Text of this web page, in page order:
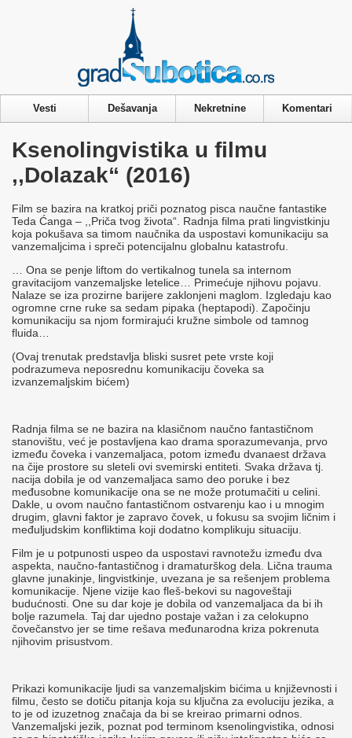
Vesti Dešavanja Nekretnine Komentari
Ksenolingvistika u filmu
,,Dolazak“ (2016)
Film se bazira na kratkoj priči poznatog pisca naučne fantastike
Teda Ćanga – ,,Priča tvog života“. Radnja filma prati lingvistkinju
koja pokušava sa timom naučnika da uspostavi komunikaciju sa
vanzemaljcima i spreči potencijalnu globalnu katastrofu.
… Ona se penje liftom do vertikalnog tunela sa internom
gravitacijom vanzemaljske letelice… Primećuje njihovu pojavu.
Nalaze se iza prozirne barijere zaklonjeni maglom. Izgledaju kao
ogromne crne ruke sa sedam pipaka (heptapodi). Započinju
komunikaciju sa njom formirajući kružne simbole od tamnog
fluida…
(Ovaj trenutak predstavlja bliski susret pete vrste koji
podrazumeva neposrednu komunikaciju čoveka sa
izvanzemaljskim bićem)
Radnja filma se ne bazira na klasičnom naučno fantastičnom
stanovištu, već je postavljena kao drama sporazumevanja, prvo
između čoveka i vanzemaljaca, potom između dvanaest država
na čije prostore su sleteli ovi svemirski entiteti. Svaka država tj.
nacija dobila je od vanzemaljaca samo deo poruke i bez
međusobne komunikacije ona se ne može protumačiti u celini.
Dakle, u ovom naučno fantastičnom ostvarenju kao i u mnogim
drugim, glavni faktor je zapravo čovek, u fokusu sa svojim ličnim i
međuljudskim konfliktima koji dodatno komplikuju situaciju.
Film je u potpunosti uspeo da uspostavi ravnotežu između dva
aspekta, naučno-fantastičnog i dramaturškog dela. Lična trauma
glavne junakinje, lingvistkinje, uvezana je sa rešenjem problema
komunikacije. Njene vizije kao fleš-bekovi su nagoveštaji
budućnosti. One su dar koje je dobila od vanzemaljaca da bi ih
bolje razumela. Taj dar ujedno postaje važan i za celokupno
čovečanstvo jer se time rešava međunarodna kriza pokrenuta
njihovim prisustvom.
Prikazi komunikacije ljudi sa vanzemaljskim bićima u književnosti i
filmu, često se dotiču pitanja koja su ključna za evoluciju jezika, a
to je od izuzetnog značaja da bi se kreirao primarni odnos.
Vanzemaljski jezik, poznat pod terminom ksenolingvistika, odnosi
Privacy & Cookies Policy